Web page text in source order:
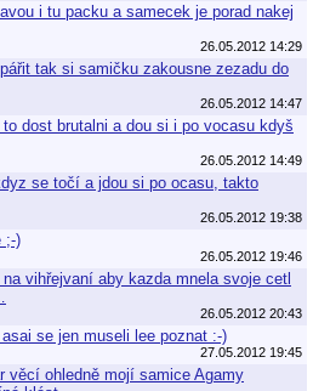
i tu packu a samecek je porad nakej
26.05.2012 14:29
tak si samičku zakousne zezadu do
26.05.2012 14:47
dost brutalni a dou si i po vocasu kdyš
26.05.2012 14:49
se točí a jdou si po ocasu, takto
26.05.2012 19:38
;-)
26.05.2012 19:46
vihřejvaní aby kazda mnela svoje cetl
26.05.2012 20:43
se jen museli lee poznat :-)
27.05.2012 19:45
věcí ohledně mojí samice Agamy